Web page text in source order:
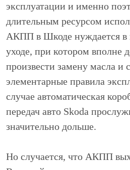
эксплуатации и именно
длительным ресурсом
АКПП в Шкоде нуждается в
уходе, при котором вполне
произвести замену масла и
элементарные правила
случае автоматическая
передач авто Skoda
значительно дольше.
Но случается, что АКПП